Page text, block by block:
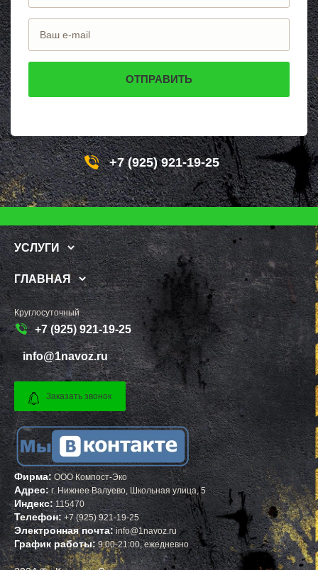
+7 (925) 921-19-25
УСЛУГИ
ГЛАВНАЯ
Круглосуточный
+7 (925) 921-19-25
info@1navoz.ru
Заказать звонок
Фирма: ООО Компост-Эко
Адрес:г. Нижнее Валуево,Школьная улица, 5
Индекс: 115470
Телефон: +7 (925) 921-19-25
Электронная почта: info@1navoz.ru
График работы:9:00-21:00, ежедневно